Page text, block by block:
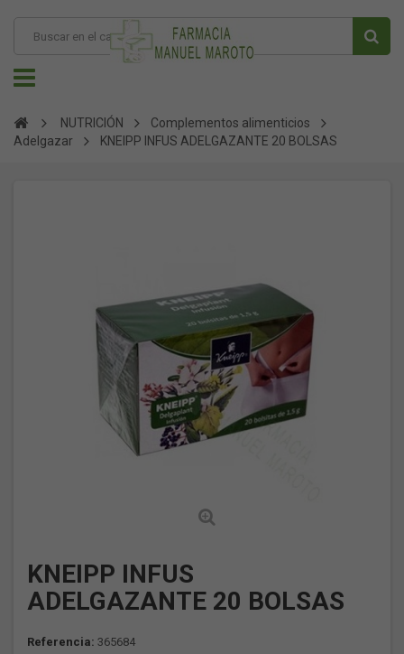
NUTRICIÓN
Complementos alimenticios
Adelgazar
KNEIPP INFUS ADELGAZANTE 20 BOLSAS
KNEIPP INFUS
ADELGAZANTE 20 BOLSAS
Referencia: 365684